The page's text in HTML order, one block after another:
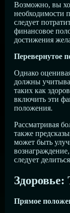
Возможно, вы
необходимости
следует
финансовое
достижения
Перевернутое
Однако
должны
таких как
включить эти
положения.
Рассматривая
также
может быть
следует
Прямое